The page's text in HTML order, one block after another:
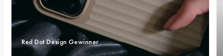
Red Dot Design Gewinner